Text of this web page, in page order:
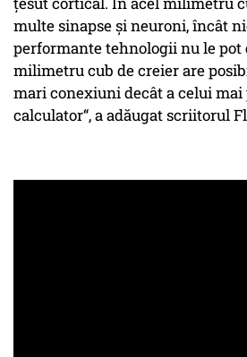
multe sinapse și neuroni, încât
performante tehnologii nu le pot
milimetru cub de creier are
mari conexiuni decât a celui
calculator“, a adăugat scriitorul